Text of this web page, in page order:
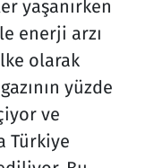
yaşanırken
enerji arzı
olarak
yüzde
ve
Türkiye